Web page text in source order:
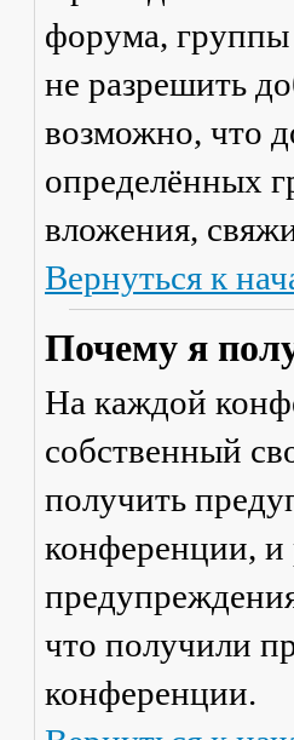
форума, группы
не разрешить
возможно, что
определённых
вложения,
Вернуться к
Почему я
На каждой
собственный
получить
конференции, и
что получили
конференции.